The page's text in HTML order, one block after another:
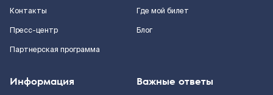
Контакты
Пресс-центр
Партнерская программа
Где мой билет
Блог
Информация Важные ответы